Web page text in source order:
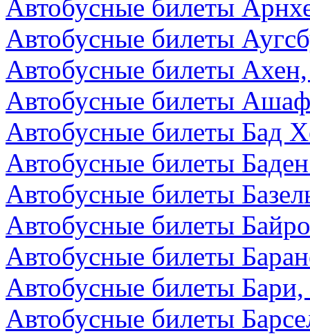
Автобусные билеты
Автобусные билеты
Автобусные билеты
Автобусные билеты
Автобусные билеты Бад
Автобусные билеты
Автобусные билеты
Автобусные билеты
Автобусные билеты
Автобусные билеты
Автобусные билеты